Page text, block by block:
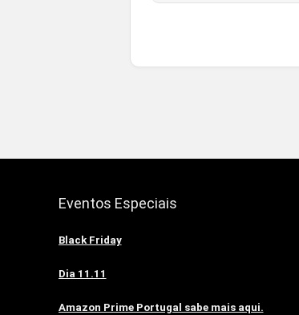
Eventos Especiais
Black Friday
Dia 11.11
Amazon Prime Portugal sabe mais aqui.